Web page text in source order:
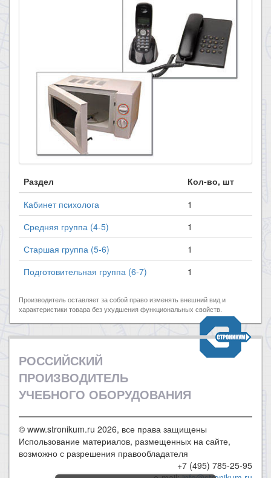
Раздел
Кол-во, шт
Кабинет психолога
1
Средняя группа (4-5)
1
Старшая группа (5-6)
1
Подготовительная группа (6-7)
1
Производитель оставляет за собой право изменять внешний вид и
характеристики товара без ухудшения функциональных свойств.
РОССИЙСКИЙ
ПРОИЗВОДИТЕЛЬ
УЧЕБНОГО ОБОРУДОВАНИЯ
© www.stronikum.ru 2026, все права защищены
Использование материалов, размещенных на сайте,
возможно с разрешения правообладателя
+7 (495) 785-25-95